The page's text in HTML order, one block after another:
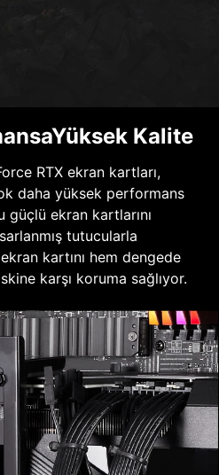
Kalite
RTX ekran kartları,
daha yüksek performans
güçlü ekran kartlarını
tutucularla
kartını hem dengede
karşı koruma sağlıyor.